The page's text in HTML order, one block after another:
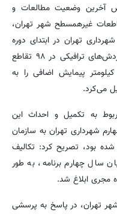
آخرین وضعیت مطالعات و
غیرهمسطح شهر تهران،
تهران در ابتدای دوره
ششم مدیریت شهری، حاکی از کمبود گردش‌های ترافیکی در ۹۸ تقاطع
بود؛ نواقصی که بالغ بر ۷۳۰ کیلومتر پیمایش اضافی را به
می‌کرد.
به تکمیل و احداث این
شهرداری تهران به سازمان
بود، تصریح کرد: تکالیف
سال چهارم برنامه، به طور
مجری ابلاغ شد.
تهران، در پاسخ به پرسشی